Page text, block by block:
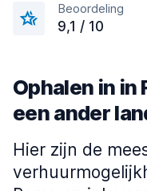
Beoordeling
9,1 / 10
Ophalen in in
een ander
Hier zijn de